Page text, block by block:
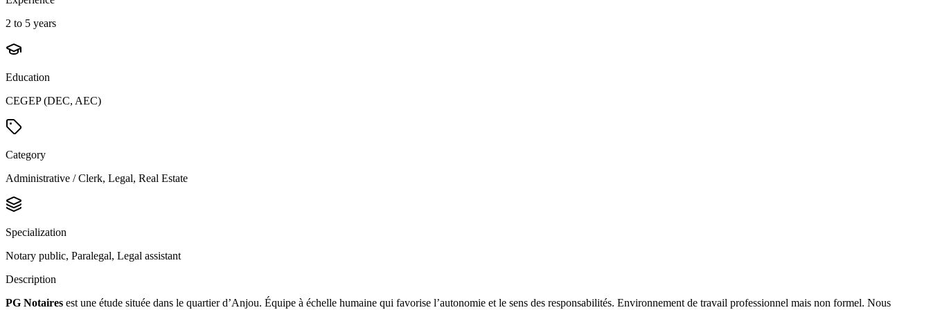
2 to 5 years
Education
CEGEP (DEC, AEC)
Category
Administrative / Clerk, Legal, Real Estate
Specialization
Notary public, Paralegal, Legal assistant
Description
PG Notaires est une étude située dans le quartier d’Anjou. Équipe à échelle humaine qui favorise l’autonomie et le sens des responsabilités. Environnement de travail professionnel mais non formel. Nous